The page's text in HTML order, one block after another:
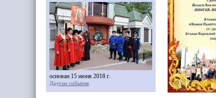
основан 15 июня 2018 г.
Другие события